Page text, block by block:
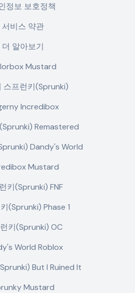
정보 보호정책
서비스 약관
더 알아보기
Mustard
스프런키(Sprunki)
Incredibox
Remastered
Dandy's World
Mustard
키(Sprunki) FNF
(Sprunki) Phase 1
키(Sprunki) OC
World Roblox
But I Ruined It
Mustard